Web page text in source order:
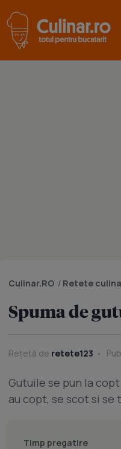
Culinar.RO / Retete
Spuma de
Rețetă de retete123
Gutuile se pun la
au copt, se scot si se
Timp pregatire